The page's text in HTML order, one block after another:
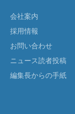
会社案内
採用情報
お問い合わせ
ニュース読者投稿
編集長からの手紙